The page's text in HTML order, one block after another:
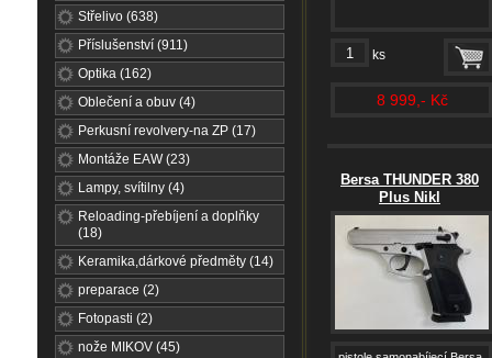
Střelivo (638)
Příslušenství (911)
Optika (162)
Oblečení a obuv (4)
Perkusní revolvery-na ZP (17)
Montáže EAW (23)
Lampy, svítilny (4)
Reloading-přebíjení a doplňky
(18)
Keramika,dárkové předměty (14)
preparace (2)
Fotopasti (2)
nože MIKOV (45)
ks
8 999,- Kč
Bersa THUNDER 380
Plus Nikl